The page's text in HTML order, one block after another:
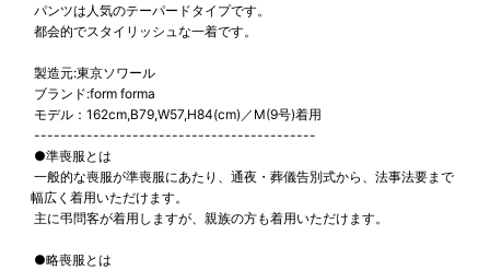
パンツは人気のテーパードタイプです。
都会的でスタイリッシュな一着です。
製造元:東京ソワール
ブランド:form forma
モデル：162cm,B79,W57,H84(cm)／M(9号)着用
-------------------------------------------
●準喪服とは
一般的な喪服が準喪服にあたり、通夜・葬儀告別式から、法事法要まで
幅広く着用いただけます。
主に弔問客が着用しますが、親族の方も着用いただけます。
●略喪服とは